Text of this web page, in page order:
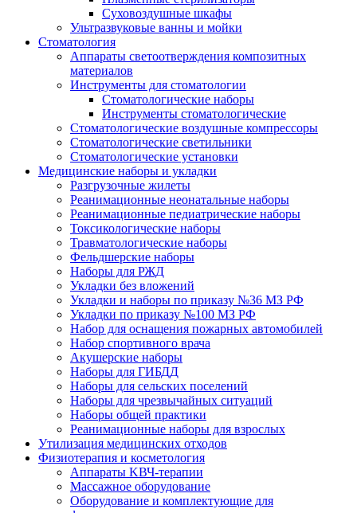
Суховоздушные шкафы
Ультразвуковые ванны и мойки
Стоматология
Аппараты светоотверждения композитных
материалов
Инструменты для стоматологии
Стоматологические наборы
Инструменты стоматологические
Стоматологические воздушные компрессоры
Стоматологические светильники
Стоматологические установки
Медицинские наборы и укладки
Разгрузочные жилеты
Реанимационные неонатальные наборы
Реанимационные педиатрические наборы
Токсикологические наборы
Травматологические наборы
Фельдшерские наборы
Наборы для РЖД
Укладки без вложений
Укладки и наборы по приказу №36 МЗ РФ
Укладки по приказу №100 МЗ РФ
Набор для оснащения пожарных автомобилей
Набор спортивного врача
Акушерские наборы
Наборы для ГИБДД
Наборы для сельских поселений
Наборы для чрезвычайных ситуаций
Наборы общей практики
Реанимационные наборы для взрослых
Утилизация медицинских отходов
Физиотерапия и косметология
Аппараты KВЧ-терапии
Массажное оборудование
Оборудование и комплектующие для